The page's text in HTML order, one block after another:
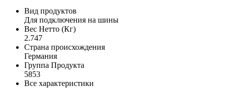
Вид продуктов
Для подключения на шины
Вес Нетто (Кг)
2.747
Страна происхождения
Германия
Группа Продукта
5853
Все характеристики